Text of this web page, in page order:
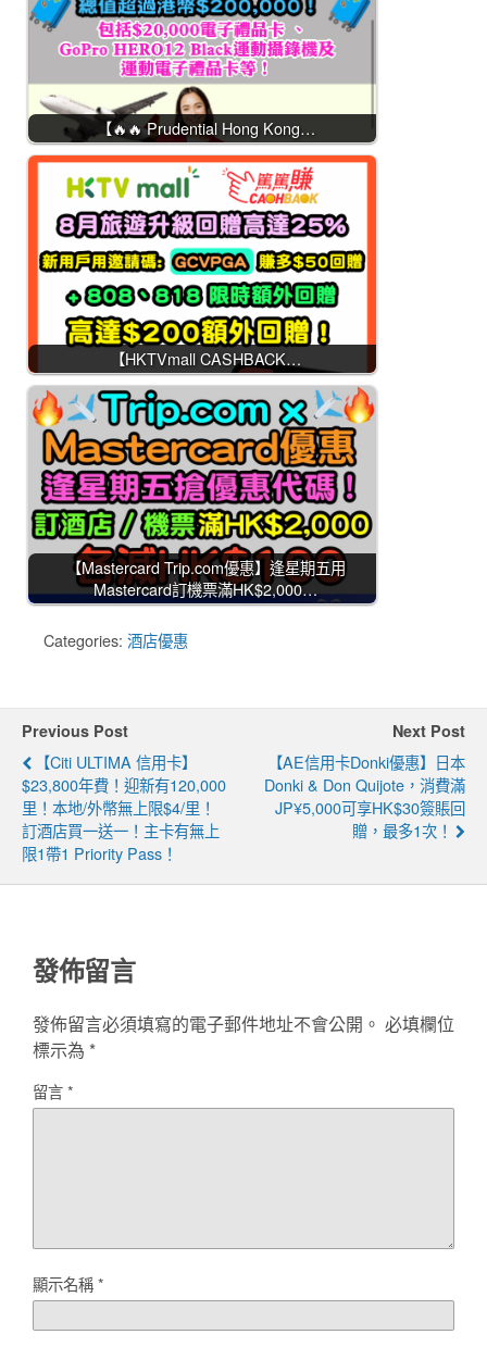
【🔥🔥 Prudential Hong Kong…
【HKTVmall CASHBACK…
【Mastercard Trip.com優惠】逢星期五用
Mastercard訂機票滿HK$2,000…
Categories: 酒店優惠
Previous Post
【Citi ULTIMA 信用卡】
$23,800年費！迎新有120,000
里！本地/外幣無上限$4/里！
訂酒店買一送一！主卡有無上
限1帶1 Priority Pass！
Next Post
【AE信用卡Donki優惠】日本
Donki & Don Quijote，消費滿
JP¥5,000可享HK$30簽賬回
贈，最多1次！
發佈留言
發佈留言必須填寫的電子郵件地址不會公開。 必填欄位
標示為 *
留言*
顯示名稱*